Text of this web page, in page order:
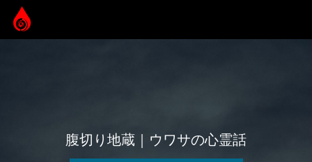
腹切り地蔵｜ウワサの心霊話